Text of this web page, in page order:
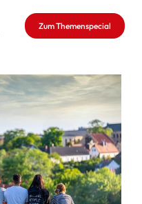
Zum Themenspecial